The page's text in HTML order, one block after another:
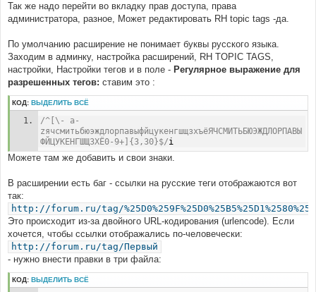
Так же надо перейти во вкладку прав доступа, права
администратора, разное, Может редактировать RH topic tags -да.
По умолчанию расширение не понимает буквы русского языка.
Заходим в админку, настройка расширений, RH TOPIC TAGS,
настройки, Настройки тегов и в поле - Регулярное выражение для
разрешенных тегов: ставим это :
КОД: ВЫДЕЛИТЬ ВСЁ
/^[\- a-
zячсмитьбюэждлорпавыфйцукенгшщзхъёЯЧСМИТЬБЮЭЖДЛОРПАВЫ
ФЙЦУКЕНГШЩЗХЁ0-9+]{3,30}$/i
Можете там же добавить и свои знаки.
В расширении есть баг - ссылки на русские теги отображаются вот
так:
http://forum.ru/tag/
Это происходит из-за двойного URL-кодирования (urlencode). Если
хочется, чтобы ссылки отображались по-человечески:
http://forum.ru/tag/Первый
- нужно внести правки в три файла:
КОД: ВЫДЕЛИТЬ ВСЁ